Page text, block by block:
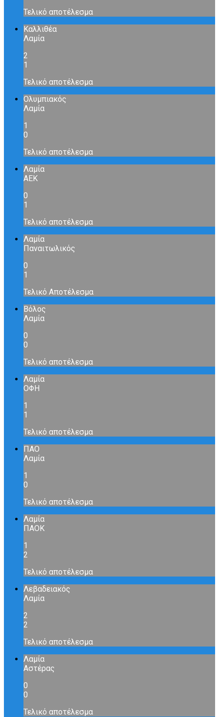
Τελικό αποτέλεσμα
Καλλιθέα
Λαμία
2
1
Τελικό αποτέλεσμα
Ολυμπιακός
Λαμία
1
0
Τελικό αποτέλεσμα
Λαμία
ΑΕΚ
0
1
Τελικό αποτέλεσμα
Λαμία
Παναιτωλικός
0
1
Τελικό Αποτέλεσμα
Βόλος
Λαμία
0
0
Τελικό αποτέλεσμα
Λαμία
ΟΦΗ
1
1
Τελικό αποτέλεσμα
ΠΑΟ
Λαμία
1
0
Τελικό αποτέλεσμα
Λαμία
ΠΑΟΚ
1
2
Τελικό αποτέλεσμα
Λεβαδειακός
Λαμία
2
2
Τελικό αποτέλεσμα
Λαμία
Αστέρας
0
0
Τελικό αποτέλεσμα